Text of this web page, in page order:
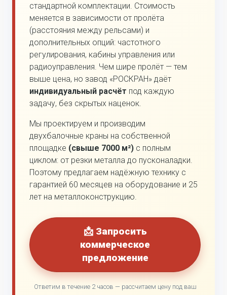
стандартной комплектации. Стоимость
меняется в зависимости от пролёта
(расстояния между рельсами) и
дополнительных опций: частотного
регулирования, кабины управления или
радиоуправления. Чем шире пролёт — тем
выше цена, но завод «РОСКРАН» даёт
индивидуальный расчёт под каждую
задачу, без скрытых наценок.
Мы проектируем и производим
двухбалочные краны на собственной
площадке (свыше 7000 м²) с полным
циклом: от резки металла до пусконаладки.
Поэтому предлагаем надёжную технику с
гарантией 60 месяцев на оборудование и 25
лет на металлоконструкцию.
📩 Запросить
коммерческое
предложение
Ответим в течение 2 часов — рассчитаем цену под ваш